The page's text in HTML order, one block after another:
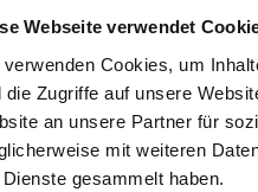
Webseite verwendet
verwenden Cookies, um
die Zugriffe auf unsere
an unsere Partner für
mit weiteren
gesammelt haben.